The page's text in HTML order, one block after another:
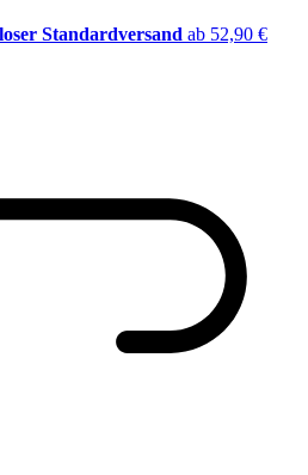
Standardversand ab 52,90 €